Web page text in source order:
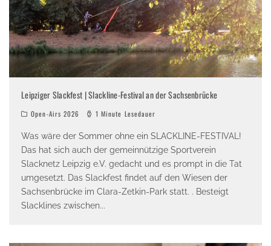
Leipziger Slackfest | Slackline-Festival an der Sachsenbrücke
Open-Airs 2026 1 Minute Lesedauer
Was wäre der Sommer ohne ein SLACKLINE-FESTIVAL!
Das hat sich auch der gemeinnützige Sportverein
Slacknetz Leipzig e.V. gedacht und es prompt in die Tat
umgesetzt. Das Slackfest findet auf den Wiesen der
Sachsenbrücke im Clara-Zetkin-Park statt. . Besteigt
Slacklines zwischen...